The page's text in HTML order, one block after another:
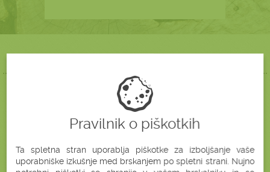
Pravilnik o piškotkih
Ta spletna stran uporablja piškotke za izboljšanje vaše
uporabniške izkušnje med brskanjem po spletni strani. Nujno